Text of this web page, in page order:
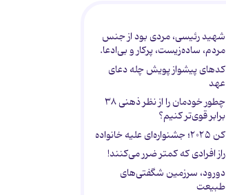
شهید رئیسی، مردی بود از جنس
مردم، ساده‌زیست، پرکار و بی‌ادعا.
کدهای پیشواز پویش چله دعای
عهد
چطور خودمان را از نظر ذهنی ۳۸
برابر قوی‌تر کنیم؟
کن ۲۰۲۵؛ جشنواره‌ای علیه خانواده
راز افرادی که کمتر ضرر می‌کنند!
دورود، سرزمین شگفتی‌های
طبیعت